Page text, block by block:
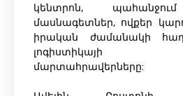
կենտրոն,
մասնագետներ, ովքեր
իրական ժամանակի
լոգիստիկայի
մարտահրավերները: